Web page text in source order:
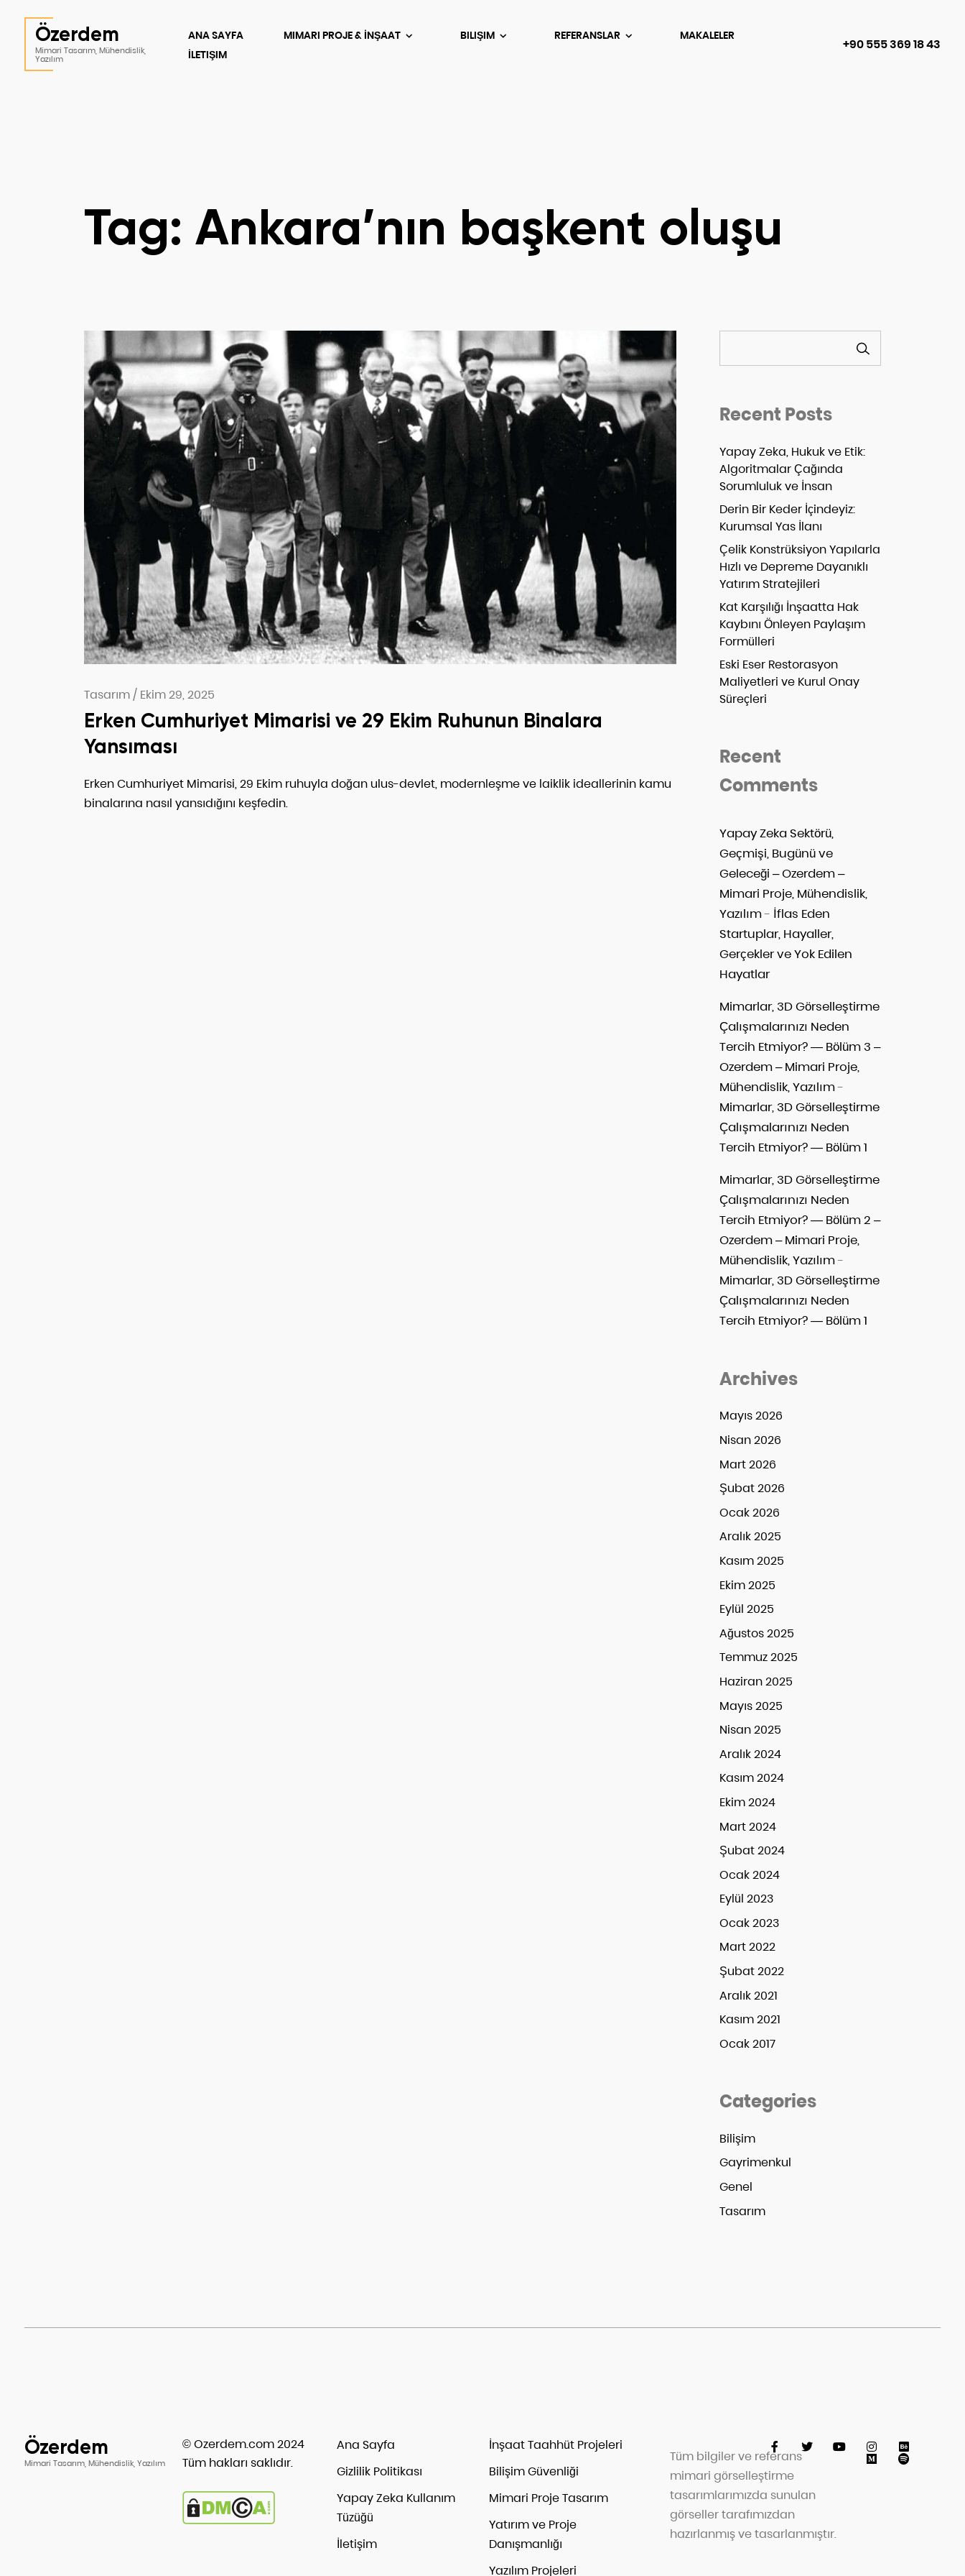
Özerdem
Mimari Tasarım, Mühendislik,
Yazılım
ANA SAYFA MIMARI PROJE & İNŞAAT BILIŞIM REFERANSLAR
MAKALELER
İLETIŞIM
+90 555 369 18 43
Tag: Ankara’nın başkent oluşu
Tasarım/ Ekim 29, 2025
Erken Cumhuriyet Mimarisi ve 29 Ekim Ruhunun Binalara
Yansıması
Erken Cumhuriyet Mimarisi, 29 Ekim ruhuyla doğan ulus-devlet, modernleşme ve laiklik ideallerinin kamu
binalarına nasıl yansıdığını keşfedin.
Recent Posts
Yapay Zeka, Hukuk ve Etik:
Algoritmalar Çağında
Sorumluluk ve İnsan
Derin Bir Keder İçindeyiz:
Kurumsal Yas İlanı
Çelik Konstrüksiyon Yapılarla
Hızlı ve Depreme Dayanıklı
Yatırım Stratejileri
Kat Karşılığı İnşaatta Hak
Kaybını Önleyen Paylaşım
Formülleri
Eski Eser Restorasyon
Maliyetleri ve Kurul Onay
Süreçleri
Recent
Comments
Yapay Zeka Sektörü,
Geçmişi, Bugünü ve
Geleceği – Ozerdem –
Mimari Proje, Mühendislik,
Yazılım- İflas Eden
Startuplar, Hayaller,
Gerçekler ve Yok Edilen
Hayatlar
Mimarlar, 3D Görselleştirme
Çalışmalarınızı Neden
Tercih Etmiyor? — Bölüm 3 –
Ozerdem – Mimari Proje,
Mühendislik, Yazılım-
Mimarlar, 3D Görselleştirme
Çalışmalarınızı Neden
Tercih Etmiyor? — Bölüm 1
Mimarlar, 3D Görselleştirme
Çalışmalarınızı Neden
Tercih Etmiyor? — Bölüm 2 –
Ozerdem – Mimari Proje,
Mühendislik, Yazılım-
Mimarlar, 3D Görselleştirme
Çalışmalarınızı Neden
Tercih Etmiyor? — Bölüm 1
Archives
Mayıs 2026
Nisan 2026
Mart 2026
Şubat 2026
Ocak 2026
Aralık 2025
Kasım 2025
Ekim 2025
Eylül 2025
Ağustos 2025
Temmuz 2025
Haziran 2025
Mayıs 2025
Nisan 2025
Aralık 2024
Kasım 2024
Ekim 2024
Mart 2024
Şubat 2024
Ocak 2024
Eylül 2023
Ocak 2023
Mart 2022
Şubat 2022
Aralık 2021
Kasım 2021
Ocak 2017
Categories
Bilişim
Gayrimenkul
Genel
Tasarım
Özerdem
Mimari Tasarım, Mühendislik, Yazılım
© Ozerdem.com 2024
Tüm hakları saklıdır.
Ana Sayfa
Gizlilik Politikası
Yapay Zeka Kullanım
Tüzüğü
İletişim
İnşaat Taahhüt Projeleri
Bilişim Güvenliği
Mimari Proje Tasarım
Yatırım ve Proje
Danışmanlığı
Yazılım Projeleri
Tüm bilgiler ve referans
mimari görselleştirme
tasarımlarımızda sunulan
görseller tarafımızdan
hazırlanmış ve tasarlanmıştır.